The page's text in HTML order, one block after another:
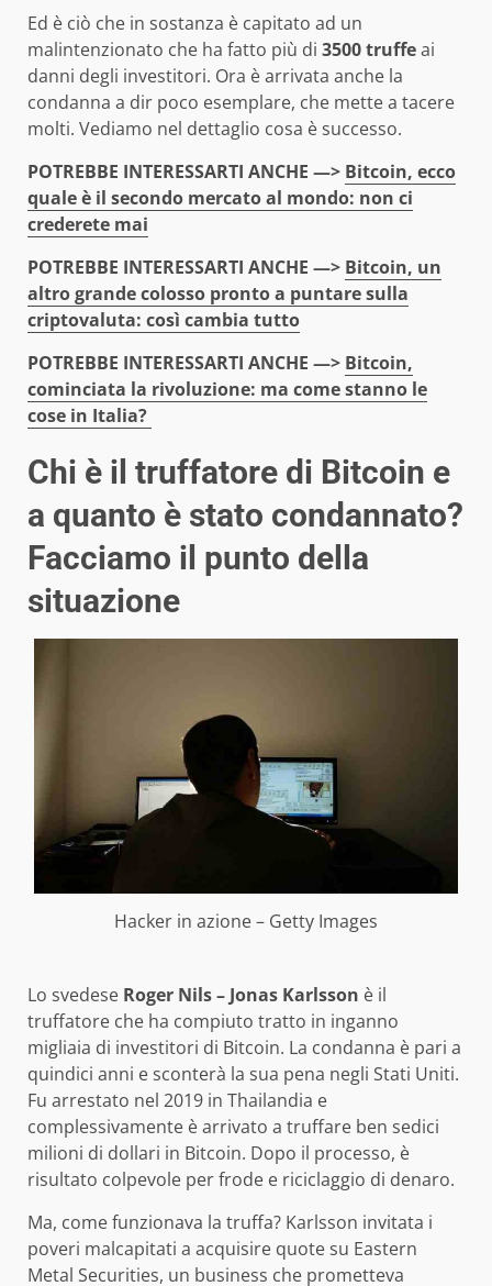
Ed è ciò che in sostanza è capitato ad un
malintenzionato che ha fatto più di 3500 truffeai
danni degli investitori. Ora è arrivata anche la
condanna a dir poco esemplare, che mette a tacere
molti. Vediamo nel dettaglio cosa è successo.
POTREBBE INTERESSARTI ANCHE —> Bitcoin, ecco
quale è il secondo mercato al mondo: non ci
crederete mai
POTREBBE INTERESSARTI ANCHE —> Bitcoin, un
altro grande colosso pronto a puntare sulla
criptovaluta: così cambia tutto
POTREBBE INTERESSARTI ANCHE —> Bitcoin,
cominciata la rivoluzione: ma come stanno le
cose in Italia?
Chi è il truffatore di Bitcoin e
a quanto è stato condannato?
Facciamo il punto della
situazione
Hacker in azione – Getty Images
Lo svedese Roger Nils – Jonas Karlsson è il
truffatore che ha compiuto tratto in inganno
migliaia di investitori di Bitcoin. La condanna è pari a
quindici anni e sconterà la sua pena negli Stati Uniti.
Fu arrestato nel 2019 in Thailandia e
complessivamente è arrivato a truffare ben sedici
milioni di dollari in Bitcoin. Dopo il processo, è
risultato colpevole per frode e riciclaggio di denaro.
Ma, come funzionava la truffa? Karlsson invitata i
poveri malcapitati a acquisire quote su Eastern
Metal Securities, un business che prometteva